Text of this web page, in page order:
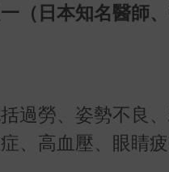
（日本知名醫師
過勞、姿勢不良
、高血壓、眼睛